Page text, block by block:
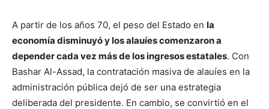
A partir de los años 70, el peso del Estado en la
economía disminuyó y los alauíes comenzaron a
depender cada vez más de los ingresos estatales. Con
Bashar Al-Assad, la contratación masiva de alauíes en la
administración pública dejó de ser una estrategia
deliberada del presidente. En cambio, se convirtió en el